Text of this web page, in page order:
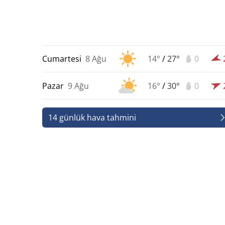
Cumartesi 8 Ağu 14° /27° 0
Pazar 9 Ağu 16° /30° 0
14 günlük hava tahmini